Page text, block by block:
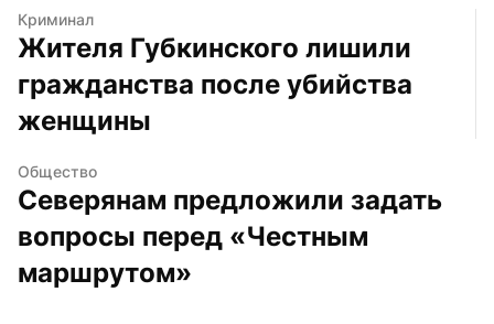
Криминал
Жителя Губкинского лишили
гражданства после убийства
женщины
Общество
Северянам предложили задать
вопросы перед «Честным
маршрутом»